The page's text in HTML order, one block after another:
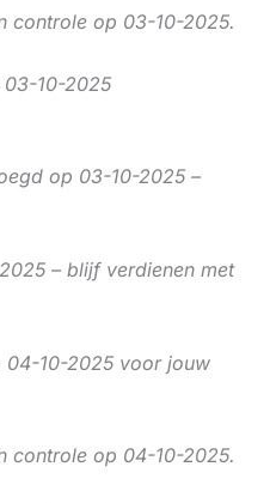
controle op 03-10-2025.
10-2025
op 03-10-2025 –
– blijf verdienen met
10-2025 voor jouw
controle op 04-10-2025.